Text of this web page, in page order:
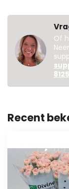
Of
8125
Recent